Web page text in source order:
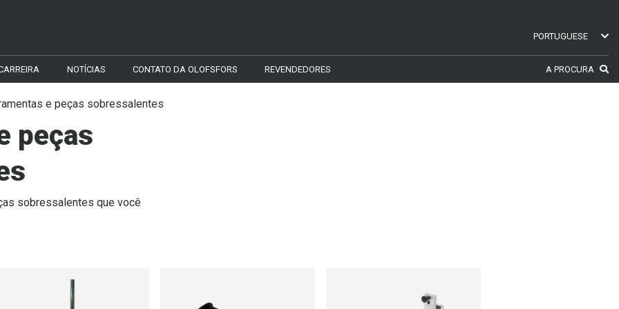
NOTÍCIAS CONTATO DA OLOFSFORS REVENDEDORES A PROCURA
PORTUGUESE
ENGLISH
SWEDISH
e peças sobressalentes
peças
sobressalentes que você